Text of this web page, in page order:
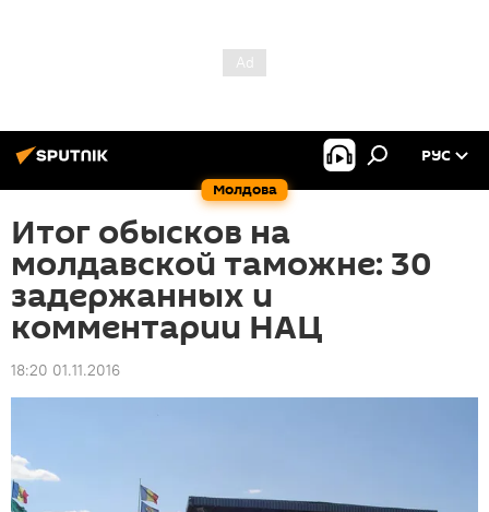
Молдова
РУС
Итог обысков на
молдавской таможне: 30
задержанных и
комментарии НАЦ
18:20 01.11.2016